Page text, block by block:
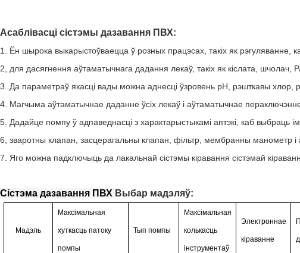
Асаблівасці сістэмы дазавання ПВХ:
1. Ён шырока выкарыстоўваецца ў розных працэсах, такіх як рэгуляванне,
2, для дасягнення аўтаматычнага дадання лекаў, такіх як кіслата, шчолач,
3. Да параметраў якасці вады можна аднесці ўзровень pH, рэшткавы
4. Магчыма аўтаматычнае даданне ўсіх лекаў і аўтаматычнае
5. Дадайце помпу ў адпаведнасці з характарыстыкамі аптэкі, каб
6, зваротны клапан, засцерагальны клапан, фільтр, мембранны манометр і
7. Яго можна падключыць да лакальнай сістэмы кіравання сістэмай
Сістэма дазавання ПВХ Выбар мадэляў:
Мадэль
Максімальная
хуткасць патоку
помпы
Тып помпы
Максімальная
колькасць
інструментаў
Электроннае
кіраванне